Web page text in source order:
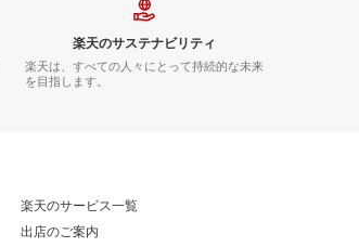
楽天のサステナビリティ
楽天は、すべての人々にとって持続的な未来
を目指します。
楽天のサービス一覧
出店のご案内